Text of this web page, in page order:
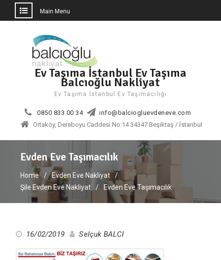
Main Menu
Ev Taşıma İstanbul Ev Taşıma
Balcıoğlu Nakliyat
Ev Taşıma İstanbul Ev Taşımacılığı
0850 833 00 34
info@balciogluevdeneve.com
Ortaköy, Dereboyu Caddesi No:14 34347 Beşiktaş / İstanbul
Evden Eve Taşımacılık
Home
Evden Eve Nakliyat
Şile Evden Eve Nakliyat
Evden Eve Taşımacılık
16/02/2019 Selçuk BALCI